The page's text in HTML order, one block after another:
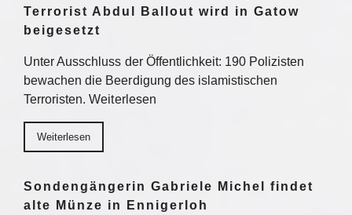
Terrorist Abdul Ballout wird in Gatow
beigesetzt
Unter Ausschluss der Öffentlichkeit: 190 Polizisten
bewachen die Beerdigung des islamistischen
Terroristen. Weiterlesen
Weiterlesen
Sondengängerin Gabriele Michel findet
alte Münze in Ennigerloh